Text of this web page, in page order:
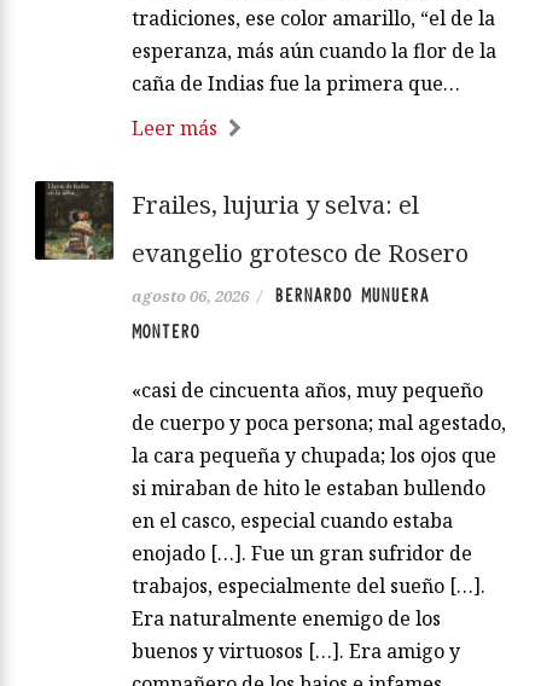
tradiciones, ese color amarillo, “el de la
esperanza, más aún cuando la flor de la
caña de Indias fue la primera que…
Leer más
Frailes, lujuria y selva: el
evangelio grotesco de Rosero
agosto 06, 2026 /
BERNARDO MUNUERA
MONTERO
«casi de cincuenta años, muy pequeño
de cuerpo y poca persona; mal agestado,
la cara pequeña y chupada; los ojos que
si miraban de hito le estaban bullendo
en el casco, especial cuando estaba
enojado […]. Fue un gran sufridor de
trabajos, especialmente del sueño […].
Era naturalmente enemigo de los
buenos y virtuosos […]. Era amigo y